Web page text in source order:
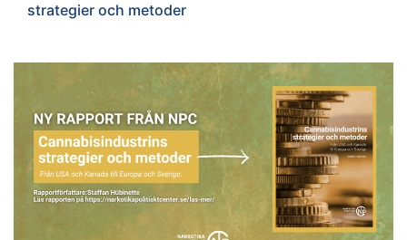
strategier och metoder